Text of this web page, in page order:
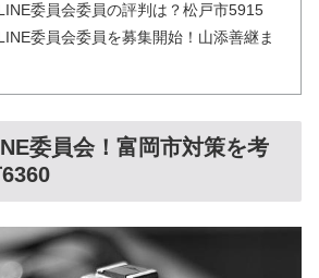
委員会委員の評判は？松戸市5915
委員会委員を募集開始！山添善継ま
委員会！富岡市対策を考